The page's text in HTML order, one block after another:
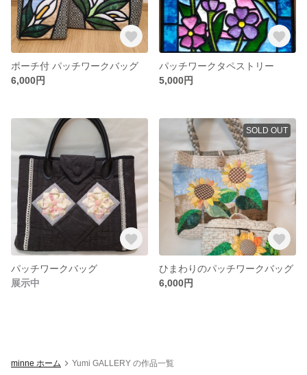
ポーチ付 パッチワークバッグ
6,000円
パッチワークタペストリー
5,000円
パッチワークバッグ
展示中
SOLD OUT
ひまわりのパッチワークバッグ
6,000円
minne ホーム Yumi GALLERY の作品一覧